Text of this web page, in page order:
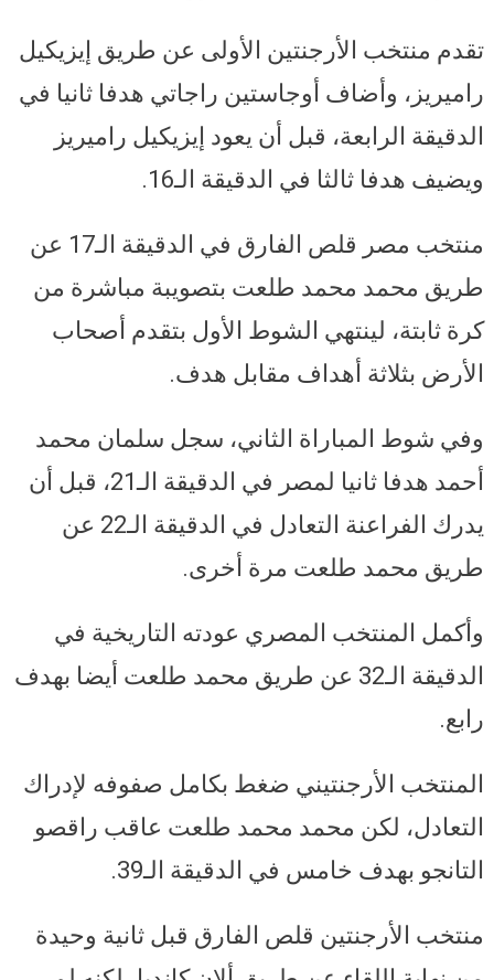
تقدم منتخب الأرجنتين الأولى عن طريق إيزيكيل
راميريز، وأضاف أوجاستين راجاتي هدفا ثانيا في
الدقيقة الرابعة، قبل أن يعود إيزيكيل راميريز
ويضيف هدفا ثالثا في الدقيقة الـ16.
منتخب مصر قلص الفارق في الدقيقة الـ17 عن
طريق محمد محمد طلعت بتصويبة مباشرة من
كرة ثابتة، لينتهي الشوط الأول بتقدم أصحاب
الأرض بثلاثة أهداف مقابل هدف.
وفي شوط المباراة الثاني، سجل سلمان محمد
أحمد هدفا ثانيا لمصر في الدقيقة الـ21، قبل أن
يدرك الفراعنة التعادل في الدقيقة الـ22 عن
طريق محمد طلعت مرة أخرى.
وأكمل المنتخب المصري عودته التاريخية في
الدقيقة الـ32 عن طريق محمد طلعت أيضا بهدف
رابع.
المنتخب الأرجنتيني ضغط بكامل صفوفه لإدراك
التعادل، لكن محمد محمد طلعت عاقب راقصو
التانجو بهدف خامس في الدقيقة الـ39.
منتخب الأرجنتين قلص الفارق قبل ثانية وحيدة